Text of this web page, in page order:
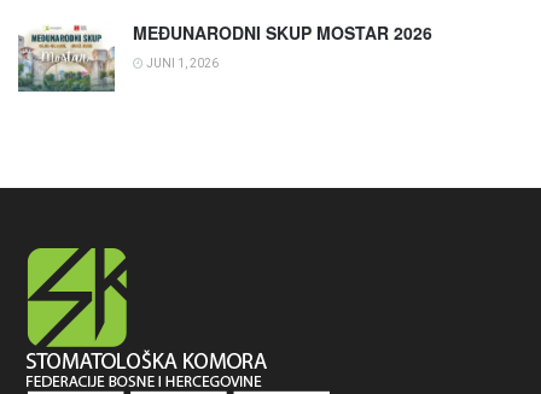
MEĐUNARODNI SKUP MOSTAR 2026
JUNI 1, 2026